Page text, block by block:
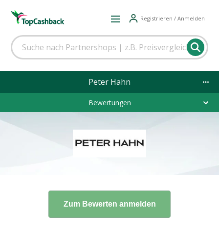
Registrieren / Anmelden
Peter Hahn
Bewertungen